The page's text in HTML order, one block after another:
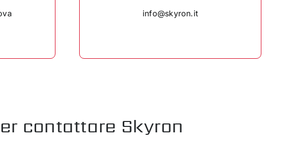
info@skyron.it
contattare Skyron